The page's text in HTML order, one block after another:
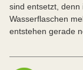
sind entsetzt,
Wasserflaschen
entstehen gerade